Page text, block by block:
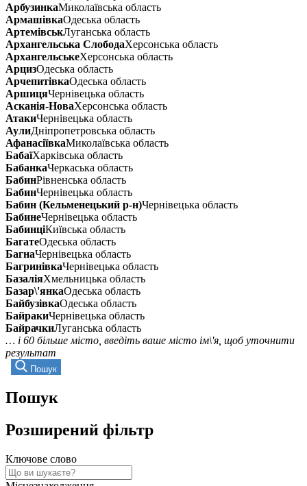
АрбузинкаМиколаївська область
АрмашівкаОдеська область
АртемівськЛуганська область
Архангельська СлободаХерсонська область
АрхангельськеХерсонська область
АрцизОдеська область
АрчепитівкаОдеська область
АршицяЧернівецька область
Асканія-НоваХерсонська область
АтакиЧернівецька область
АулиДніпропетровська область
АфанасіївкаМиколаївська область
БабаїХарківська область
БабанкаЧеркаська область
БабинРівненська область
БабинЧернівецька область
Бабин (Кельменецький р-н)Чернівецька область
БабинеЧернівецька область
БабинціКиївська область
БагатеОдеська область
БагнаЧернівецька область
БагринівкаЧернівецька область
БазаліяХмельницька область
Базар\'янкаОдеська область
БайбузівкаОдеська область
БайракиЧернівецька область
БайрачкиЛуганська область
… і 60 більше місто, введіть ваше місто ім\'я, щоб уточнити
результат
Пошук
Пошук
Розширений фільтр
Ключове слово